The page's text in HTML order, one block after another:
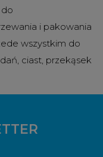
do
i pakowania
wszystkim do
ciast, przekąsek